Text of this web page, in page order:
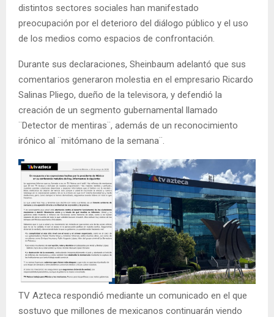
distintos sectores sociales han manifestado
preocupación por el deterioro del diálogo público y el uso
de los medios como espacios de confrontación.
Durante sus declaraciones, Sheinbaum adelantó que sus
comentarios generaron molestia en el empresario Ricardo
Salinas Pliego, dueño de la televisora, y defendió la
creación de un segmento gubernamental llamado
¨Detector de mentiras¨, además de un reconocimiento
irónico al ¨mitómano de la semana¨.
TV Azteca respondió mediante un comunicado en el que
sostuvo que millones de mexicanos continuarán viendo